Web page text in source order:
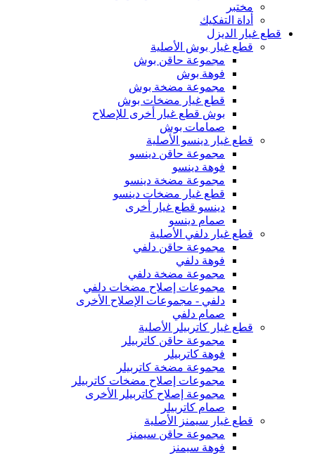
مختبر
أداة التفكيك
قطع غيار الديزل
قطع غيار بوش الأصلية
مجموعة حاقن بوش
فوهة بوش
مجموعة مضخة بوش
قطع غيار مضخات بوش
بوش قطع غيار أخرى للإصلاح
صمامات بوش
قطع غيار دينسو الأصلية
مجموعة حاقن دينسو
فوهة دينسو
مجموعة مضخة دينسو
قطع غيار مضخات دينسو
دينسو قطع غيار أخرى
صمام دينسو
قطع غيار دلفي الأصلية
مجموعة حاقن دلفي
فوهة دلفي
مجموعة مضخة دلفي
مجموعات إصلاح مضخات دلفي
دلفي - مجموعات الإصلاح الأخرى
صمام دلفي
قطع غيار كاتربيلر الأصلية
مجموعة حاقن كاتربيلر
فوهة كاتربيلر
مجموعة مضخة كاتربيلر
مجموعات إصلاح مضخات كاتربيلر
مجموعة إصلاح كاتربيلر الأخرى
صمام كاتربيلر
قطع غيار سيمنز الأصلية
مجموعة حاقن سيمنز
فوهة سيمنز